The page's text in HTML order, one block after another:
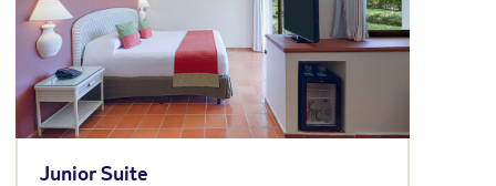
Junior Suite